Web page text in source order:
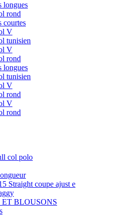
longues
rond
courtes
V
tunisien
V
rond
longues
tunisien
V
rond
V
rond
col polo
Straight coupe ajust e
BLOUSONS